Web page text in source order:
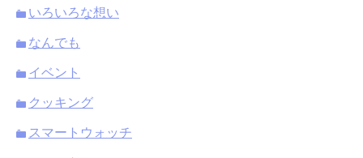
いろいろな想い
なんでも
イベント
クッキング
スマートウォッチ